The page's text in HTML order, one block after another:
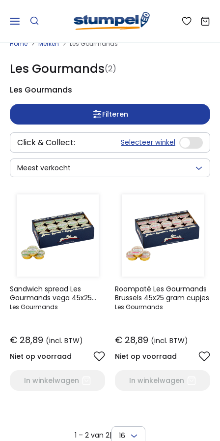
Home Merken Les Gourmands
Les Gourmands(2)
Les Gourmands
Filteren
Click & Collect: Selecteer winkel
Meest verkocht
Sandwich spread Les
Gourmands vega 45x25
gram cupjes
Les Gourmands
€ 28,89 (incl. BTW)
Niet op voorraad
In winkelwagen
Roompaté Les Gourmands
Brussels 45x25 gram cupjes
Les Gourmands
€ 28,89 (incl. BTW)
Niet op voorraad
In winkelwagen
1 – 2 van 2| 16